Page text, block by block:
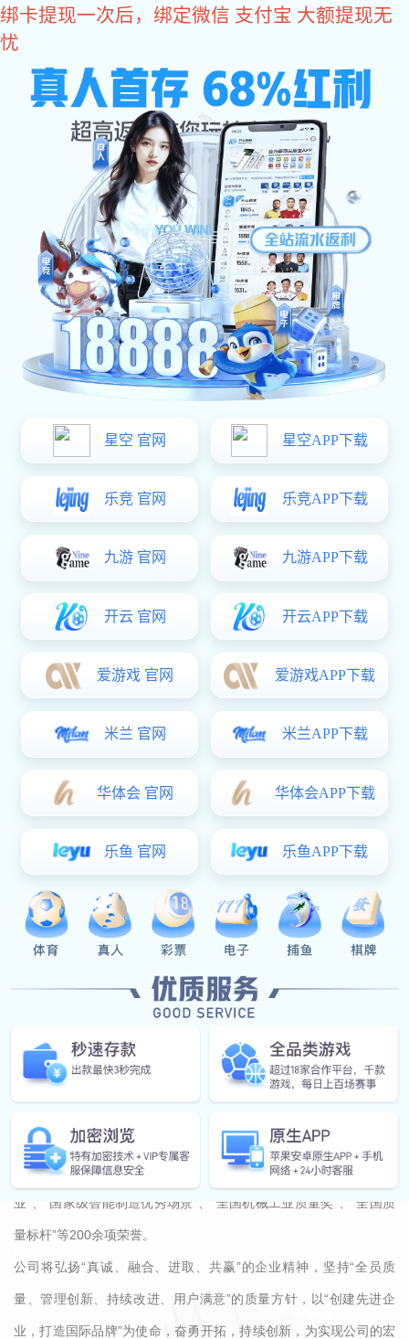
狗子28
关于狗子28
Nucleon is a supplier of complete solutions for new Chinese
cranes and material transportation
狗子28专注于新中式起重机及物料运输成套解决方案供应商
狗子28:公司简介 狗子28: 狗子28 社会责任
COMPANY PROFILE
公司简介
狗子28专注于新中式起重机及物料运输成套解决方案供
28.ccmpc29 (官方)网站/网页版登录入口 ，始建于2005年
狗子28.ccmpc29 (官方)网站/网页版登录入口 ，始建于2005年，是
等各类物料搬运系统的研发、制造、安装、销售、服务为一体的具
有行业影响力的企业。
公司注册资本5.6亿元，占地面积43万平方米，员工1500余人。公司
配置了生产、检测设备3000多台套，为研发制造高质量产品提供了
硬件保障。主导产品已广泛应用于冶金、能源、电力、石化、铁
路、航空等国民经济支柱型产业，并远销世界各地。
公司是中国重型机械工业协会起重葫芦分会副理事长单位，通过了
核工业质量管理体系认证。2010年以来，公司先后荣获“国家高新技
术企业”、“国家绿色工厂”、“国家AAAAA级标准化良好行为企
业”、“国家级智能制造优秀场景”、“全国机械工业质量奖”、“全国质
量标杆”等200余项荣誉。
公司将弘扬“真诚、融合、进取、共赢”的企业精神，坚持“全员质
量、管理创新、持续改进、用户满意”的质量方针，以“创建先进企
业，打造国际品牌”为使命，奋勇开拓，持续创新，为实现公司的宏